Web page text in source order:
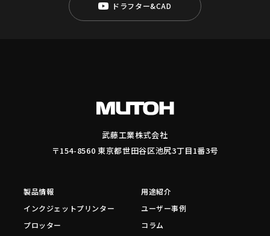
ドラフター&CAD
武藤工業株式会社
〒154-8560 東京都世田谷区池尻3丁目1番3号
製品情報
インクジェットプリンター
プロッター
用途紹介
ユーザー事例
コラム